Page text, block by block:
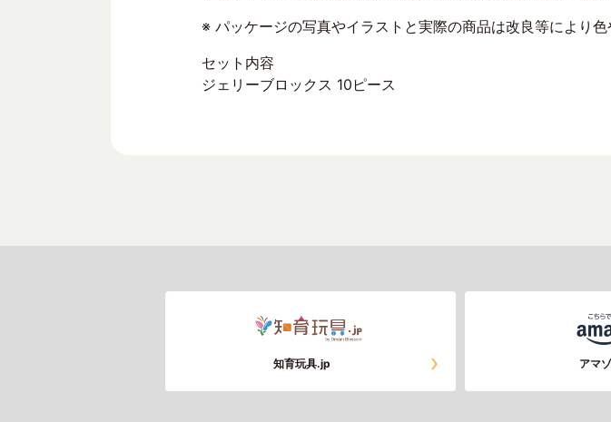
※ パッケージの写真やイラストと実際の商品は改良等により色
セット内容
ジェリーブロックス 10ピース
知育玩具.jp アマ